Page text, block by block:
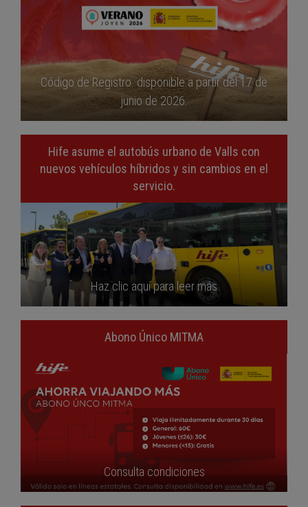
Código de Registro disponible a partir del 17 de
junio de 2026.
Hife asume el autobús urbano de Valls con
nuevos vehículos híbridos y sin cambios en el
servicio.
Haz clic aquí para leer más
Abono Único MITMA
Consulta condiciones